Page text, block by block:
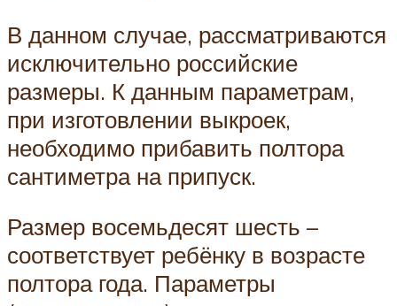
В данном случае, рассматриваются
исключительно российские
размеры. К данным параметрам,
при изготовлении выкроек,
необходимо прибавить полтора
сантиметра на припуск.
Размер восемьдесят шесть –
соответствует ребёнку в возрасте
полтора года. Параметры